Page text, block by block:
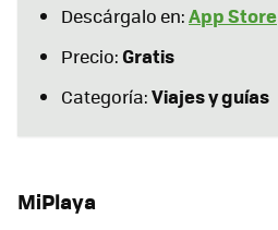
Descárgalo en:App Store
Precio:Gratis
Categoría:Viajes y guías
MiPlaya